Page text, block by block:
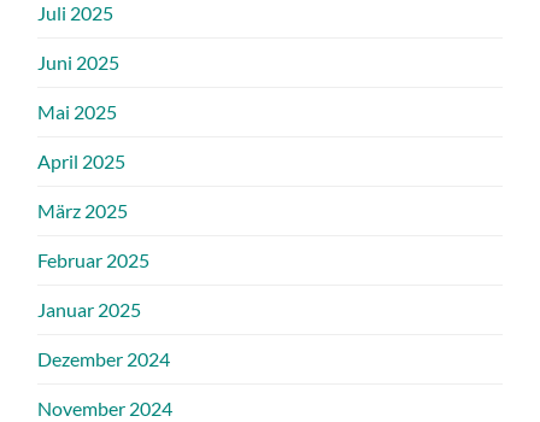
Juli 2025
Juni 2025
Mai 2025
April 2025
März 2025
Februar 2025
Januar 2025
Dezember 2024
November 2024